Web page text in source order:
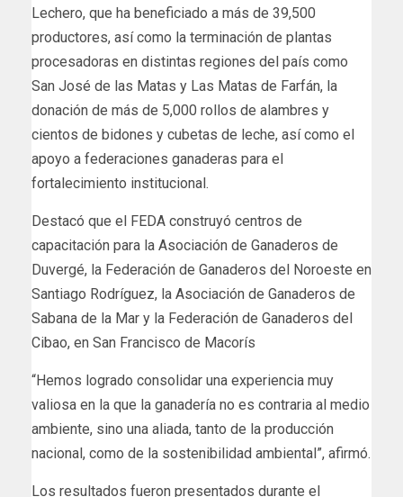
Lechero, que ha beneficiado a más de 39,500
productores, así como la terminación de plantas
procesadoras en distintas regiones del país como
San José de las Matas y Las Matas de Farfán, la
donación de más de 5,000 rollos de alambres y
cientos de bidones y cubetas de leche, así como el
apoyo a federaciones ganaderas para el
fortalecimiento institucional.
Destacó que el FEDA construyó centros de
capacitación para la Asociación de Ganaderos de
Duvergé, la Federación de Ganaderos del Noroeste en
Santiago Rodríguez, la Asociación de Ganaderos de
Sabana de la Mar y la Federación de Ganaderos del
Cibao, en San Francisco de Macorís
“Hemos logrado consolidar una experiencia muy
valiosa en la que la ganadería no es contraria al medio
ambiente, sino una aliada, tanto de la producción
nacional, como de la sostenibilidad ambiental”, afirmó.
Los resultados fueron presentados durante el